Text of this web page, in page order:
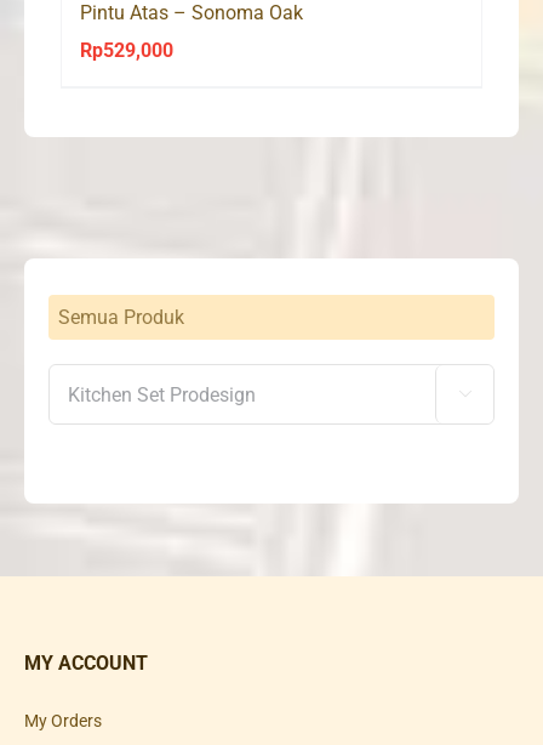
Pintu Atas – Sonoma Oak
Rp529,000
Semua Produk

MY ACCOUNT
My Orders